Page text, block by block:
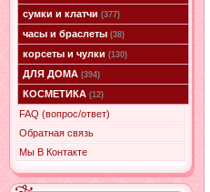
сумки и клатчи (377)
часы и браслеты (38)
корсеты и чулки (130)
ДЛЯ ДОМА (394)
КОСМЕТИКА (12)
FAQ (вопрос/ответ)
Обратная связь
Мы В Контакте